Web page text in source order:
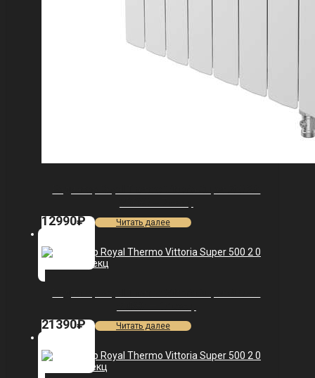
12990₽ Читать далее
21390₽ Читать далее